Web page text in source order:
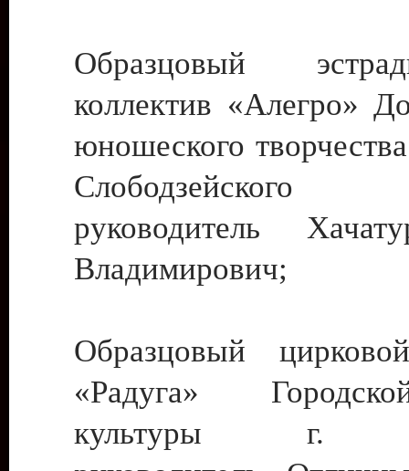
Образцовый
коллектив «Алегро»
юношеского
руководитель
Владимирович;
Образцовый
«Радуга»
культуры г.